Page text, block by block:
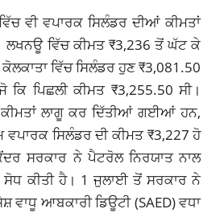
ਵੀ ਵਪਾਰਕ ਸਿਲੰਡਰ ਦੀਆਂ ਕੀਮਤਾਂ
ਵਿੱਚ ਕੀਮਤ ₹3,236 ਤੋਂ ਘੱਟ ਕੇ
ਵਿੱਚ ਸਿਲੰਡਰ ਹੁਣ ₹3,081.50
ਪਿਛਲੀ ਕੀਮਤ ₹3,255.50 ਸੀ।
ਲਾਗੂ ਕਰ ਦਿੱਤੀਆਂ ਗਈਆਂ ਹਨ,
ਵਪਾਰਕ ਸਿਲੰਡਰ ਦੀ ਕੀਮਤ ₹3,227 ਹੋ
ਸਰਕਾਰ ਨੇ ਪੈਟਰੋਲ ਨਿਰਯਾਤ ਨਾਲ
ਸੋਧ ਕੀਤੀ ਹੈ। 1 ਜੁਲਾਈ ਤੋਂ ਸਰਕਾਰ ਨੇ
ਵਾਧੂ ਆਬਕਾਰੀ ਡਿਊਟੀ (SAED) ਵਧਾ